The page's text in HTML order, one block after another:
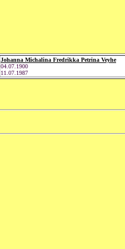
Johanna Michalina Fredrikka Petrina Veyhe
04.07.1900
11.07.1987